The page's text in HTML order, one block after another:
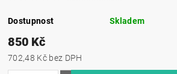
Dostupnost Skladem
850 Kč
702,48 Kč bez DPH